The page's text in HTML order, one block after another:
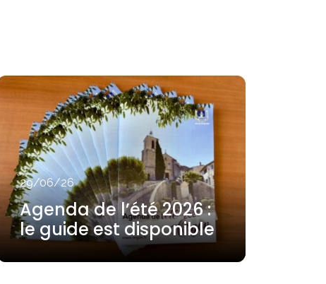
29/06/26
Agenda de l’été 2026 :
le guide est disponible